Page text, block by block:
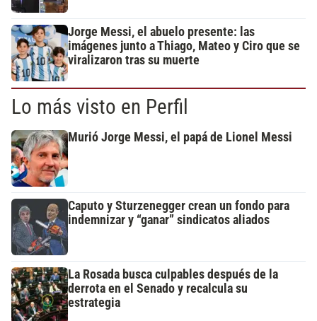
Jorge Messi, el abuelo presente: las
imágenes junto a Thiago, Mateo y Ciro que se
viralizaron tras su muerte
Lo más visto en Perfil
Murió Jorge Messi, el papá de Lionel Messi
Caputo y Sturzenegger crean un fondo para
indemnizar y “ganar” sindicatos aliados
La Rosada busca culpables después de la
derrota en el Senado y recalcula su
estrategia